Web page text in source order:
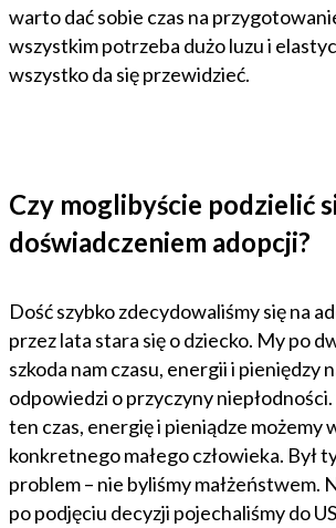
warto dać sobie czas na
wszystkim potrzeba dużo luzu i
wszystko da się przewidzieć.
Czy moglibyście podzielić
doświadczeniem adopcji?
Dość szybko zdecydowaliśmy się na
przez lata stara się o dziecko. My po
szkoda nam czasu, energii i pieniędzy
odpowiedzi o przyczyny
ten czas, energię i pieniądze możemy
konkretnego małego człowieka. Był
problem – nie byliśmy małżeństwem.
po podjęciu decyzji pojechaliśmy do